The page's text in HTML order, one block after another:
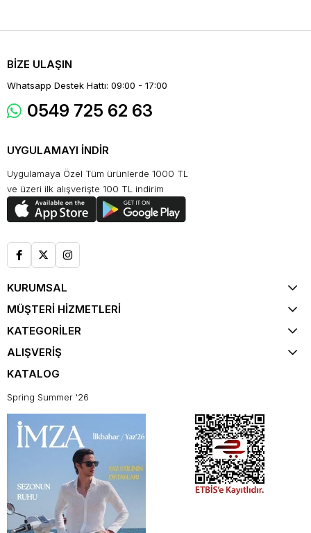
BİZE ULAŞIN
Whatsapp Destek Hattı: 09:00 - 17:00
0549 725 62 63
UYGULAMAYI İNDİR
Uygulamaya Özel Tüm ürünlerde 1000 TL
ve üzeri ilk alışverişte 100 TL indirim
KURUMSAL
MÜŞTERİ HİZMETLERİ
KATEGORİLER
ALIŞVERİŞ
KATALOG
Spring Summer '26